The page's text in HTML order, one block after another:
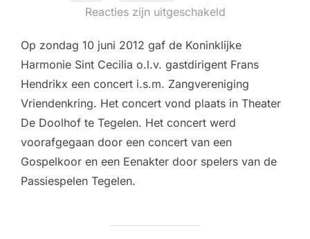
op
Reacties zijn uitgeschakeld
Op zondag 10 juni 2012 gaf de Koninklijke
Harmonie Sint Cecilia o.l.v. gastdirigent Frans
Hendrikx een concert i.s.m. Zangvereniging
Vriendenkring. Het concert vond plaats in Theater
De Doolhof te Tegelen. Het concert werd
voorafgegaan door een concert van een
Gospelkoor en een Eenakter door spelers van de
Passiespelen Tegelen.